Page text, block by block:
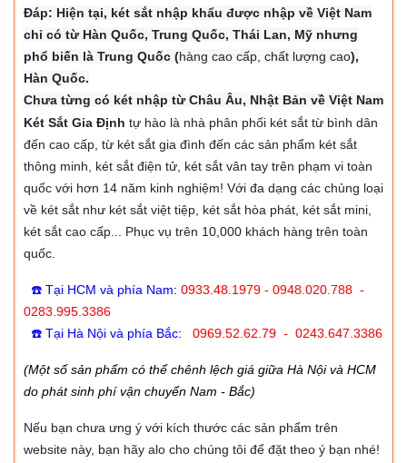
Đáp: Hiện tại, két sắt nhập khẩu được nhập về Việt Nam
chỉ có từ Hàn Quốc, Trung Quốc, Thái Lan, Mỹ nhưng
phổ biến là Trung Quốc (hàng cao cấp, chất lượng cao),
Hàn Quốc.
Chưa từng có két nhập từ Châu Âu, Nhật Bản về Việt Nam
Két Sắt Gia Định tự hào là nhà phân phối két sắt từ bình dân
đến cao cấp, từ két sắt gia đình đến các sản phẩm két sắt
thông minh, két sắt điện tử, két sắt vân tay trên phạm vi toàn
quốc với hơn 14 năm kinh nghiệm! Với đa dạng các chủng loại
về két sắt như két sắt việt tiệp, két sắt hòa phát, két sắt mini,
két sắt cao cấp... Phục vụ trên 10,000 khách hàng trên toàn
quốc.
☎️ Tại HCM và phía Nam: 0933.48.1979 - 0948.020.788 -
0283.995.3386
☎️ Tại Hà Nội và phía Bắc: 0969.52.62.79 - 0243.647.3386
(Một số sản phẩm có thể chênh lệch giá giữa Hà Nội và HCM
do phát sinh phí vận chuyển Nam - Bắc)
Nếu bạn chưa ưng ý với kích thước các sản phẩm trên
website này, bạn hãy alo cho chúng tôi để đặt theo ý bạn nhé!